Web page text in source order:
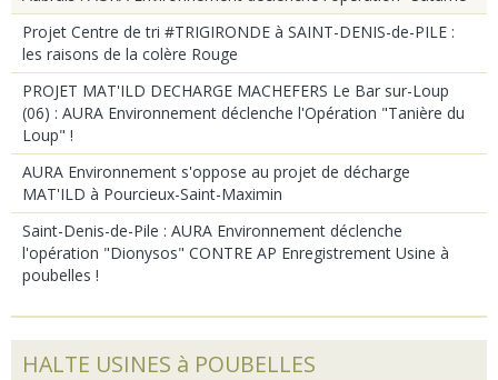
Projet Centre de tri #TRIGIRONDE à SAINT-DENIS-de-PILE :
les raisons de la colère Rouge
PROJET MAT'ILD DECHARGE MACHEFERS Le Bar sur-Loup
(06) : AURA Environnement déclenche l'Opération "Tanière du
Loup" !
AURA Environnement s'oppose au projet de décharge
MAT'ILD à Pourcieux-Saint-Maximin
Saint-Denis-de-Pile : AURA Environnement déclenche
l'opération "Dionysos" CONTRE AP Enregistrement Usine à
poubelles !
HALTE USINES à POUBELLES